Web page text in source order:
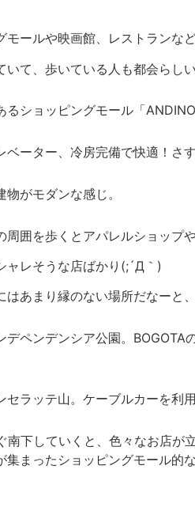
モールや映画館、レストランな
て、歩いている人も都会らし
ショッピングモール「ANDINO
ベーター、冷房完備で快適！さ
がモダンな感じ。
周囲を歩くとアパレルショップ
ャレそうな店ばかり(;´Д｀)
はあまり縁のない場所だなーと
デペンデンシア公園。
ラッテ山。ケーブルカーを利
南下していくと、色々なお店
まったショッピングモール的な